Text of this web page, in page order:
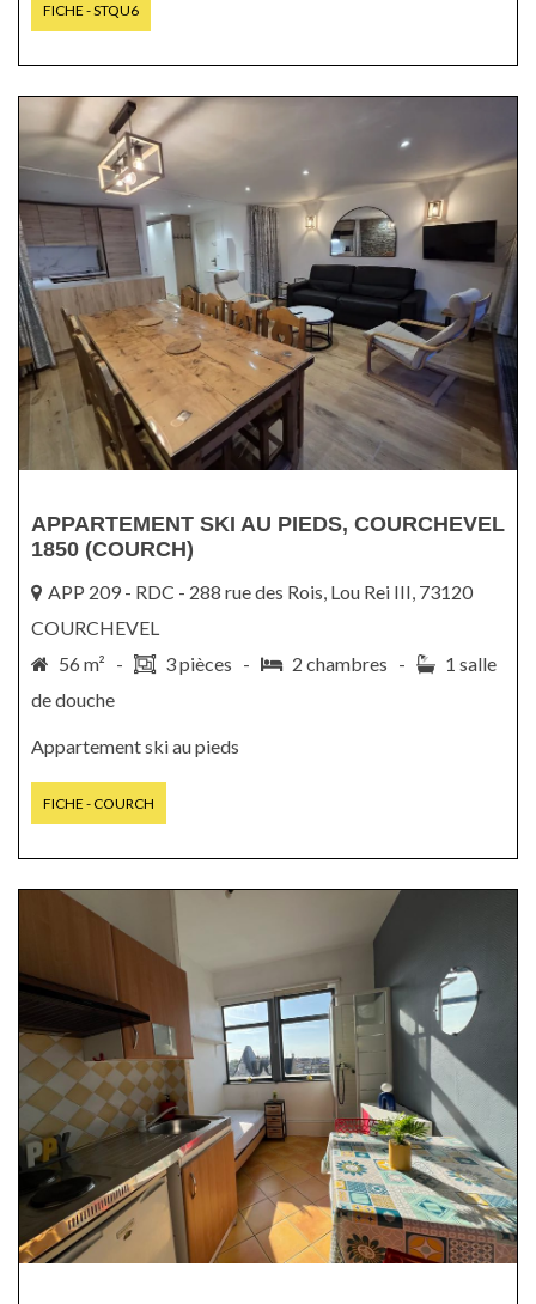
FICHE - STQU6
APPARTEMENT SKI AU PIEDS, COURCHEVEL
1850 (COURCH)
APP 209 - RDC - 288 rue des Rois, Lou Rei III, 73120
COURCHEVEL
56 m² -
3 pièces - 2 chambres -
1 salle
de douche
Appartement ski au pieds
FICHE - COURCH